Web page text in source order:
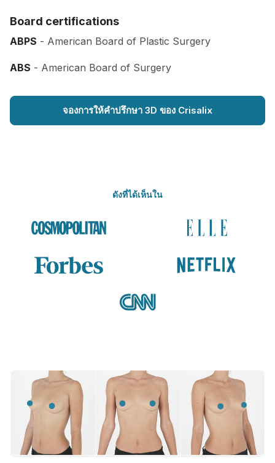
Board certifications
ABPS - American Board of Plastic Surgery
ABS - American Board of Surgery
จองการให้คำปรึกษา 3D ของ Crisalix
ดังที่ได้เห็นใน